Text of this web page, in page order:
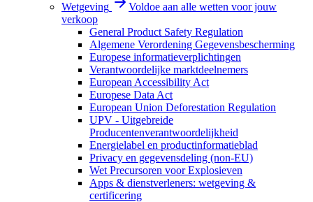
Wetgeving
Voldoe aan alle wetten voor jouw
verkoop
General Product Safety Regulation
Algemene Verordening Gegevensbescherming
Europese informatieverplichtingen
Verantwoordelijke marktdeelnemers
European Accessibility Act
Europese Data Act
European Union Deforestation Regulation
UPV - Uitgebreide
Producentenverantwoordelijkheid
Energielabel en productinformatieblad
Privacy en gegevensdeling (non-EU)
Wet Precursoren voor Explosieven
Apps & dienstverleners: wetgeving &
certificering